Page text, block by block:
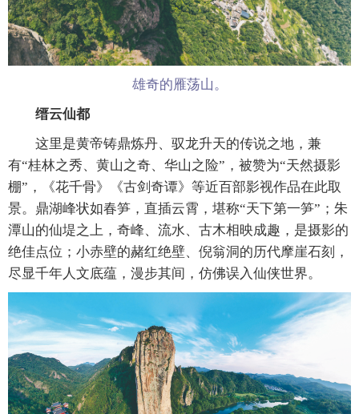
雄奇的雁荡山。
缙云仙都
这里是黄帝铸鼎炼丹、驭龙升天的传说之地，兼
有“桂林之秀、黄山之奇、华山之险”，被赞为“天然摄影
棚”，《花千骨》《古剑奇谭》等近百部影视作品在此取
景。鼎湖峰状如春笋，直插云霄，堪称“天下第一笋”；朱
潭山的仙堤之上，奇峰、流水、古木相映成趣，是摄影的
绝佳点位；小赤壁的赭红绝壁、倪翁洞的历代摩崖石刻，
尽显千年人文底蕴，漫步其间，仿佛误入仙侠世界。